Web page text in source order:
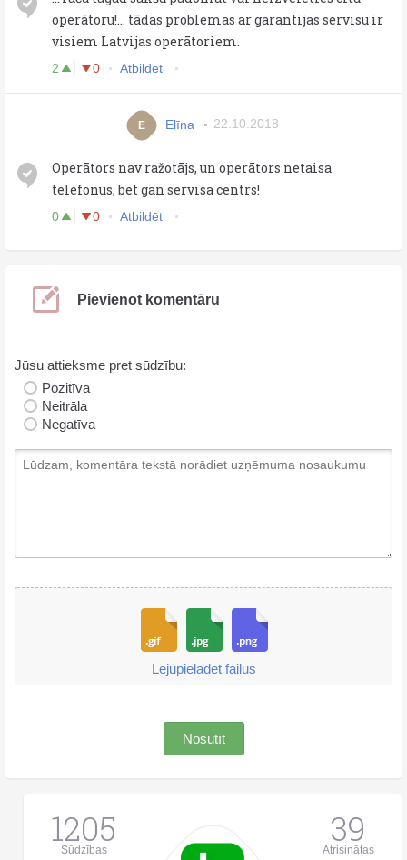
operātoru!... tādas problemas ar garantijas servisu ir
visiem Latvijas operātoriem.
2 0 Atbildēt
E Elīna 22.10.2018
Operātors nav ražotājs, un operātors netaisa
telefonus, bet gan servisa centrs!
0 0 Atbildēt
Pievienot komentāru
Jūsu attieksme pret sūdzību:
Pozitīva
Neitrāla
Negatīva
Lejupielādēt failus
Nosūtīt
1205
Sūdzības 39
Atrisinātas